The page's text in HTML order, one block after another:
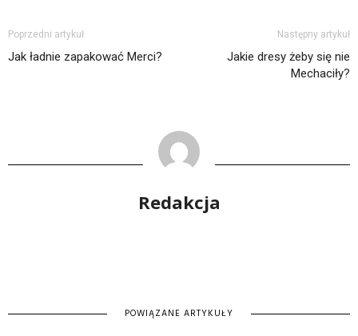
Poprzedni artykuł
Jak ładnie zapakować Merci?
Następny artykuł
Jakie dresy żeby się nie
Mechaciły?
Redakcja
POWIĄZANE ARTYKUŁY